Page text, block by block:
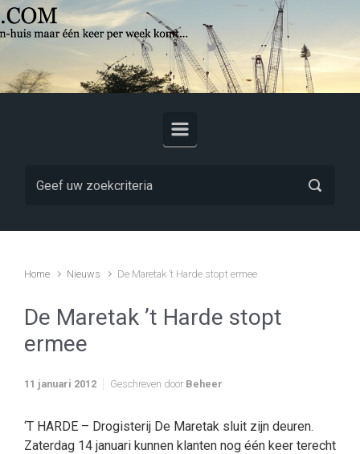
Skip to main content
Home Nieuws De Maretak ’t Harde stopt ermee
De Maretak ’t Harde stopt
ermee
11 januari 2012 Geschreven door Beheer
‘T HARDE – Drogisterij De Maretak sluit zijn deuren.
Zaterdag 14 januari kunnen klanten nog één keer terecht